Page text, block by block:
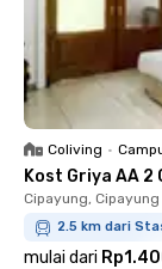
Coliving •
Kost Griya AA
Cipayung, Cipayung
2.5 km dari
mulai dari